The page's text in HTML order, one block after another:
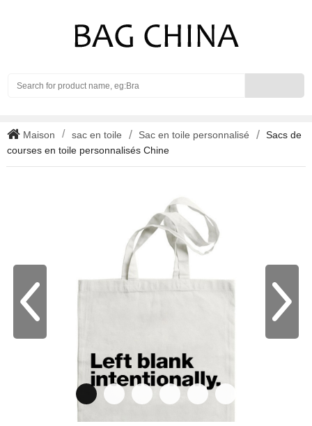
Maison sac en toile Sac en toile personnalisé
Sacs de
courses en toile personnalisés Chine